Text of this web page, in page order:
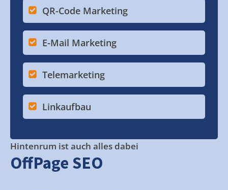
QR-Code Marketing
E-Mail Marketing
Telemarketing
Linkaufbau
Hintenrum ist auch alles dabei
OffPage SEO